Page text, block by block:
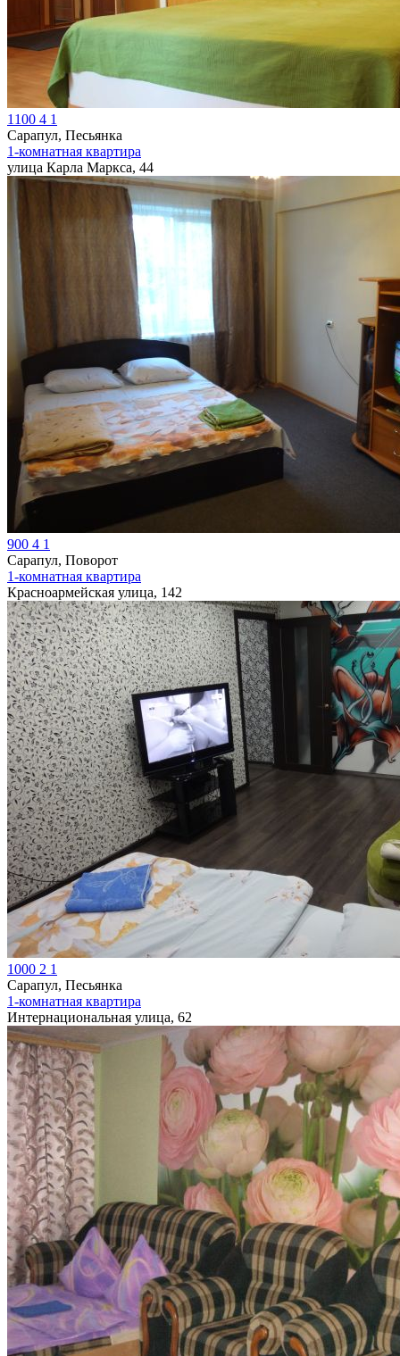
1100 4 1
Сарапул, Песьянка
1-комнатная квартира
улица Карла Маркса, 44
900 4 1
Сарапул, Поворот
1-комнатная квартира
Красноармейская улица, 142
1000 2 1
Сарапул, Песьянка
1-комнатная квартира
Интернациональная улица, 62